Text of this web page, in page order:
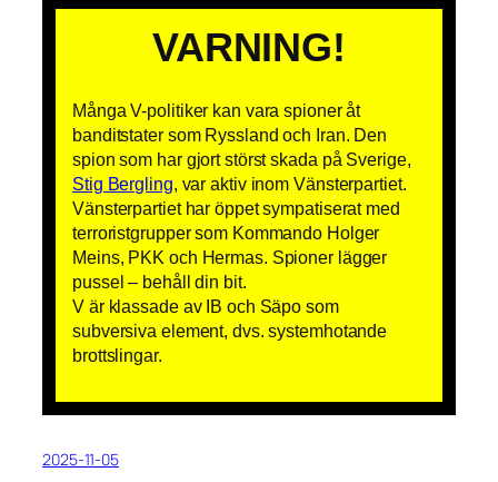
VARNING!
Många V-politiker kan vara spioner åt
banditstater som Ryssland och Iran. Den
spion som har gjort störst skada på Sverige,
Stig Bergling , var aktiv inom Vänsterpartiet.
Vänsterpartiet har öppet sympatiserat med
terroristgrupper som Kommando Holger
Meins, PKK och Hermas. Spioner lägger
pussel – behåll din bit.
V är klassade av IB och Säpo som
subversiva element, dvs. systemhotande
brottslingar.
2025-11-05